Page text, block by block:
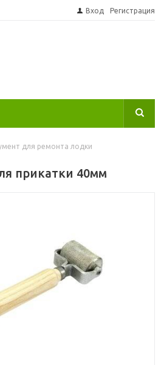
Вход Регистрация
для ремонта лодки
прикатки 40мм